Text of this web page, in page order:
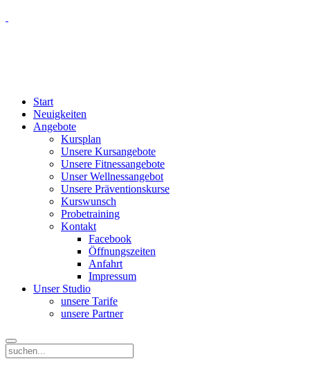
Start
Neuigkeiten
Angebote
Kursplan
Unsere Kursangebote
Unsere Fitnessangebote
Unser Wellnessangebot
Unsere Präventionskurse
Kurswunsch
Probetraining
Kontakt
Facebook
Öffnungszeiten
Anfahrt
Impressum
Unser Studio
unsere Tarife
unsere Partner